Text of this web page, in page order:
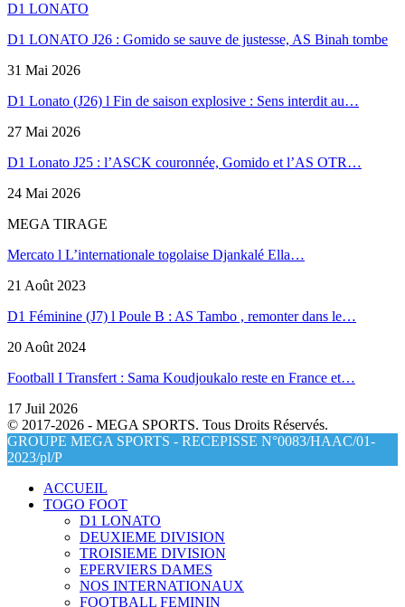
D1 LONATO
D1 LONATO J26 : Gomido se sauve de justesse, AS Binah tombe
31 Mai 2026
D1 Lonato (J26) l Fin de saison explosive : Sens interdit au…
27 Mai 2026
D1 Lonato J25 : l’ASCK couronnée, Gomido et l’AS OTR…
24 Mai 2026
MEGA TIRAGE
Mercato l L’internationale togolaise Djankalé Ella…
21 Août 2023
D1 Féminine (J7) l Poule B : AS Tambo , remonter dans le…
20 Août 2024
Football I Transfert : Sama Koudjoukalo reste en France et…
17 Juil 2026
© 2017-2026 - MEGA SPORTS. Tous Droits Réservés.
GROUPE MEGA SPORTS - RECEPISSE N°0083/HAAC/01-
2023/pl/P
ACCUEIL
TOGO FOOT
D1 LONATO
DEUXIEME DIVISION
TROISIEME DIVISION
EPERVIERS DAMES
NOS INTERNATIONAUX
FOOTBALL FEMININ